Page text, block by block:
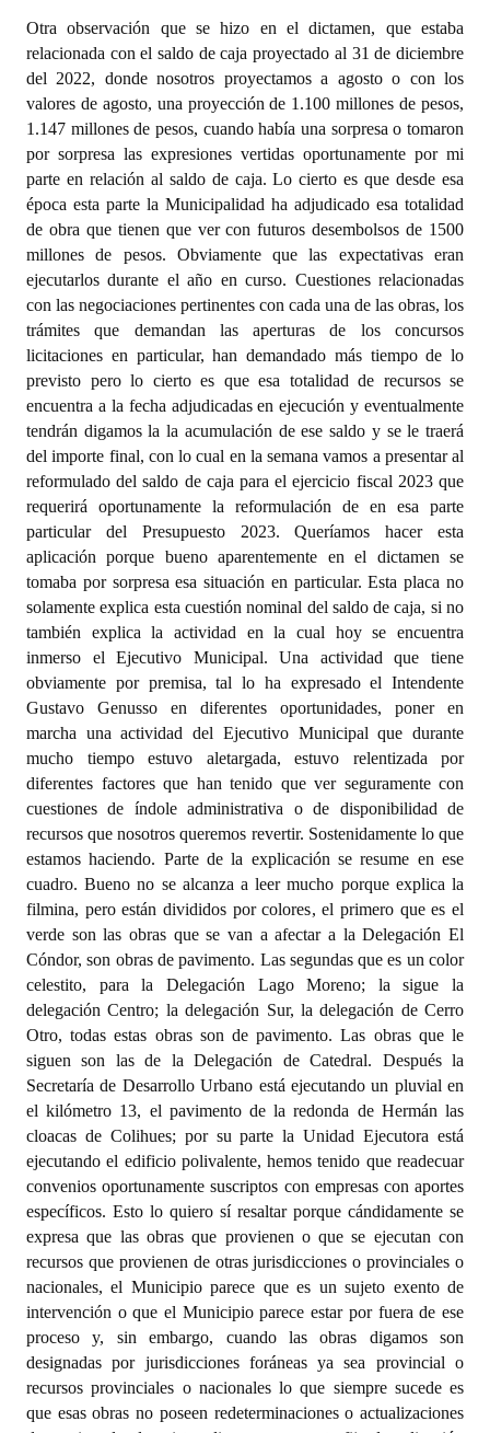
Otra observación que se hizo en el dictamen, que estaba relacionada con el saldo de caja proyectado al 31 de diciembre del 2022, donde nosotros proyectamos a agosto o con los valores de agosto, una proyección de 1.100 millones de pesos, 1.147 millones de pesos, cuando había una sorpresa o tomaron por sorpresa las expresiones vertidas oportunamente por mi parte en relación al saldo de caja. Lo cierto es que desde esa época esta parte la Municipalidad ha adjudicado esa totalidad de obra que tienen que ver con futuros desembolsos de 1500 millones de pesos. Obviamente que las expectativas eran ejecutarlos durante el año en curso. Cuestiones relacionadas con las negociaciones pertinentes con cada una de las obras, los trámites que demandan las aperturas de los concursos licitaciones en particular, han demandado más tiempo de lo previsto pero lo cierto es que esa totalidad de recursos se encuentra a la fecha adjudicadas en ejecución y eventualmente tendrán digamos la la acumulación de ese saldo y se le traerá del importe final, con lo cual en la semana vamos a presentar al reformulado del saldo de caja para el ejercicio fiscal 2023 que requerirá oportunamente la reformulación de en esa parte particular del Presupuesto 2023. Queríamos hacer esta aplicación porque bueno aparentemente en el dictamen se tomaba por sorpresa esa situación en particular. Esta placa no solamente explica esta cuestión nominal del saldo de caja, si no también explica la actividad en la cual hoy se encuentra inmerso el Ejecutivo Municipal. Una actividad que tiene obviamente por premisa, tal lo ha expresado el Intendente Gustavo Genusso en diferentes oportunidades, poner en marcha una actividad del Ejecutivo Municipal que durante mucho tiempo estuvo aletargada, estuvo relentizada por diferentes factores que han tenido que ver seguramente con cuestiones de índole administrativa o de disponibilidad de recursos que nosotros queremos revertir. Sostenidamente lo que estamos haciendo. Parte de la explicación se resume en ese cuadro. Bueno no se alcanza a leer mucho porque explica la filmina, pero están divididos por colores, el primero que es el verde son las obras que se van a afectar a la Delegación El Cóndor, son obras de pavimento. Las segundas que es un color celestito, para la Delegación Lago Moreno; la sigue la delegación Centro; la delegación Sur, la delegación de Cerro Otro, todas estas obras son de pavimento. Las obras que le siguen son las de la Delegación de Catedral. Después la Secretaría de Desarrollo Urbano está ejecutando un pluvial en el kilómetro 13, el pavimento de la redonda de Hermán las cloacas de Colihues; por su parte la Unidad Ejecutora está ejecutando el edificio polivalente, hemos tenido que readecuar convenios oportunamente suscriptos con empresas con aportes específicos. Esto lo quiero sí resaltar porque cándidamente se expresa que las obras que provienen o que se ejecutan con recursos que provienen de otras jurisdicciones o provinciales o nacionales, el Municipio parece que es un sujeto exento de intervención o que el Municipio parece estar por fuera de ese proceso y, sin embargo, cuando las obras digamos son designadas por jurisdicciones foráneas ya sea provincial o recursos provinciales o nacionales lo que siempre sucede es que esas obras no poseen redeterminaciones o actualizaciones de precios, donde existen digamos un monto fijo de aplicación y donde el Municipio se encuentra con la obligación de ejecutar la obra en su totalidad al 100% para ser rendida, pero con la dificultad de que no cuenta con todos los recursos disponibles para la obra porque los valores de la obra, desde que se firma el convenio hasta que se empieza a ejecutar la obra y se finaliza, difieren del monto original. Parte de su explicación tiene la inflación, parte de su explicación tienen los mayores costos que se generan por la dilación en el tiempo. Pero lo cierto es que cada vez que se suscribe un convenio con otra jurisdicción para el aporte de fondos para hacer una obra con recursos específicos, el Estado Municipal siempre termina compensando el diferencial relacionado con estos mayores costos y teniendo que firmar convenios para aplicación con recursos propios de esta diferencia que reclaman las empresas. Ahí está el monto que hemos resuelto con las empresas locales que tienen que ver con obras de diferentes jurisdicciones donde el Municipio no solamente tiene que llevar adelante la inspección de la obra, velar por una ejecución concreta que permita su rendición, sino también contar con los fondos para que la empresa presente la documentación de finalización de la obra y poder ser rendida la obra a las diferentes jurisdicciones. Obra que no se rinde o que no se ejecute en su tiempo, todas las jurisdicciones ya sea provinciales o nacionales, nos exigen que devolvamos el aporte oportunamente ingresado, por eso existe una premura en poder ejecutar la obra, en poder rendirla adecuadamente. Eso exige un esfuerzo o un trabajo digamos por parte del Ejecutivo Municipal donde es importante resaltar porque la mera existencia del convenio y de oportunamente una transferencia de fondos para la aplicación de la obra no existe que indefectiblemente se haga la obra en el tiempo que se establece. Esto quiere decir que es inescindible la actividad del Municipio no solamente en lo que operativamente corresponde sino también en la aplicación de recursos. Obras que tienen que ver con diferentes programas. Infinitos programas hemos tenido que resolver en forma particular con cada una de las empresas sin embargo nosotros seguimos adelante con estas obras aún no siendo de esta jurisdicciones. Esta dinámica está revirtiéndose. Sí voy a decir que por ejemplo en el convenio que hemos firmado para la realización de la obra de cloaca de Las Victorias existe la determinación, el Enhosa ha permitido esa incorporación y eventualmente con la certificaciones que se hagan de la obra sí vamos a contar con el acompañamiento de la jurisdicción foránea para suplir eventualmente estos mayores costos; pero hasta la fecha, todos los programas, específicamente los nacionales, no permitían la redeterminación de precios y para que se realicen en su totalidad, el Municipio tuvo que sufragar con recursos propios. Las obras que les acabo de mencionar que son de pavimento se han dispuesto por parte de la Unidad Ejecutora por Delegación, esto es, tratando de que todas las delegaciones en su diferente aplicación territorial puedan tener obra de pavimento en esta primera etapa que hemos lanzado. Recuerden que en este ejercicio hemos promovido que estas obras de pavimento cuenten con un programa de contribución de obras por mejora; ese programa o esa intención de que los vecinos formen parte de la solvencia de la obra, digamos, ha sido infructuosa: los vecinos de la ciudad no están de acuerdo en que deban participar de estas obras de pavimento, con lo cual estas obras se realizan con recursos propios del Municipio, y no van a tener un retorno de... en relación de contribución de obras por mejora por parte de los vecinos. La intención del Ejecutivo Municipal es que, digamos... esto se traduzca en una dinámica, y donde eventualmente tienen que participar los vecinos para costear parte de la obra al menos, porque, digamos... es tanta la cantidad de calles que requieren pavimento en la ciudad, que indefectiblemente el proceso, en el caso que exclusivamente sea a través de recursos propios, va a llevar mucho tiempo. Porque más allá de la aplicación de esta cantidad de recursos, esto debería ser una dinámica que sea un proceso constante durante todos los años, y si se pretende que solamente el Estado Municipal resuelva la cuestión de la carpeta de pavimento de la ciudad, va a llevar mucho tiempo. Las obras que tenemos adjudicadas y que van a empezar a ejecutarse a la brevedad... Ya estamos anunciando que se va a realizar la primera de ellas acá en la Delegación Centro sobre la calle España. Las hemos puesto en un mapa, en una distribución geográfica para que la relacionen, para que las puedan ver. Ahora les vamos a mostrar el mapa. Pero quería... Volvé atrás. Quería mostrarles este gráfico antes de pasar a la zona de integración de las obras. Porque parte de la explicación de lo que les decía recién está en este gráfico. Hemos resumido la actividad del Municipio del 2003 al 2015 para después reflejar lo que sucede al ejecutado de octubre 2022. Fíjese en la primera línea. Recursos de origen sobre el total de recursos. O sea recursos de otro origen, perdón. O sea cuántos recursos de otro origen, o sea de otra jurisdicción, provenían o provienen y que forman parte en la totalidad de recursos. Fíjense en el 2015, casi el 80% de los recursos del Municipio eran de otro origen. O sea la jurisdicción nacional o provincial proveía de recursos al Municipio para funcionar. Esa dinámica obviamente que la hemos resuelto progresivamente en el tiempo. Hoy la totalidad de los recursos de otro origen en el presupuesto total de recursos es del 43%. O sea que el resto se resuelve con recursos propios. En la segunda línea. Recursos propios sobre erogaciones totales. O sea cuánto de las erogaciones totales resuelven los recursos propios. Fíjense en el 2015, 18% del total de gastos, solamente el 18% era cubierto con recursos propios. Fíjense en la actualidad: 65%. Fíjense la segunda línea: recursos humanos sobre ingresos propios. O sea, cuánto del recurso humano puedo sufragar con mis recursos propios. 2015: 195%. Necesito recaudar dos veces lo que recaudó en forma propia para poder pagar los recursos humanos. Fíjense en 2015: 87%. Tengo un excedente en recursos propios para poder pagar los recursos humanos. Esto quiere decir que la Municipalidad progresivamente desde el 2016 a esta parte ha resuelto estas variables que permiten explicar esta aplicación de recursos de fondos propios. Porque los recursos propios, que son los que provienen de la jurisdicción de los aportes de los contribuyentes, son los que te permiten re